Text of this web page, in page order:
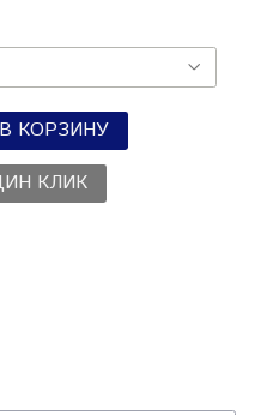
В КОРЗИНУ
КЛИК